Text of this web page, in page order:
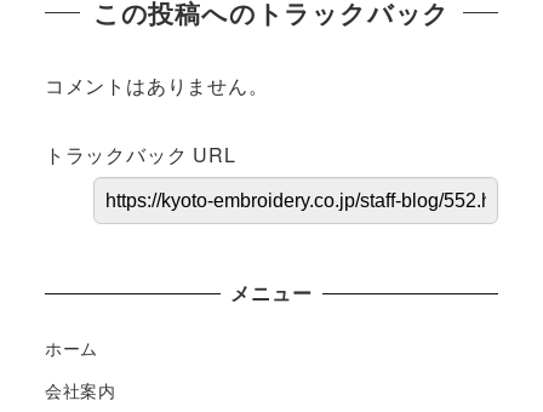
この投稿へのトラックバック
コメントはありません。
トラックバック URL
メニュー
ホーム
会社案内